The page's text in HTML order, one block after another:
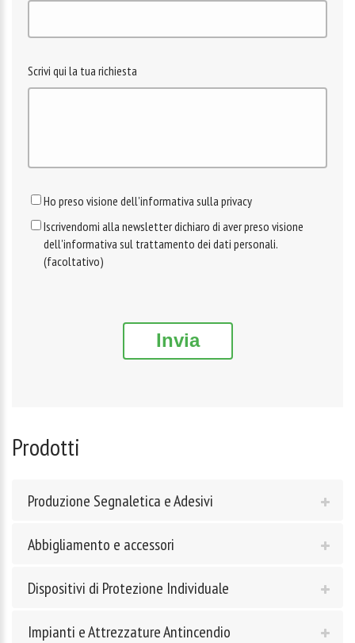
Scrivi qui la tua richiesta
Ho preso visione dell'informativa sulla privacy
Iscrivendomi alla newsletter dichiaro di aver preso visione
dell'informativa sul trattamento dei dati personali.
(facoltativo)
Invia
Prodotti
Produzione Segnaletica e Adesivi
Abbigliamento e accessori
Dispositivi di Protezione Individuale
Impianti e Attrezzature Antincendio